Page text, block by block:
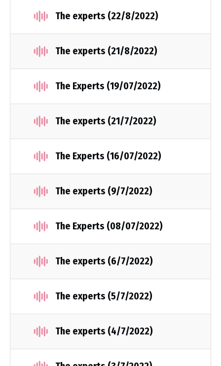
The experts (22/8/2022)
The experts (21/8/2022)
The Experts (19/07/2022)
The experts (21/7/2022)
The Experts (16/07/2022)
The experts (9/7/2022)
The Experts (08/07/2022)
The experts (6/7/2022)
The experts (5/7/2022)
The experts (4/7/2022)